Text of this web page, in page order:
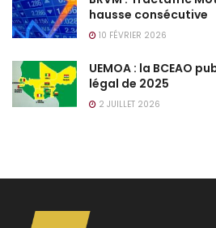
hausse consécutive
10 FÉVRIER 2026
UEMOA : la BCEAO
légal de 2025
2 JUILLET 2026